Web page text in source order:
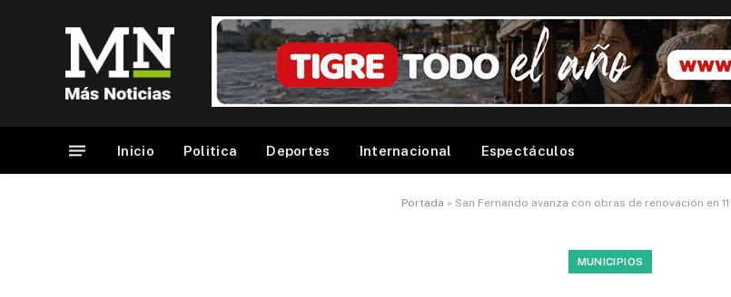
Inicio Politica Deportes Internacional Espectáculos
Portada » San Fernando avanza con obras de renovación en
MUNICIPIOS